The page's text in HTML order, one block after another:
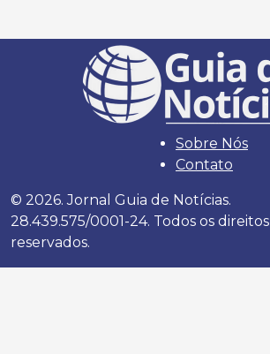
Sobre Nós
Contato
© 2026. Jornal Guia de Notícias.
28.439.575/0001-24. Todos os direitos
reservados.